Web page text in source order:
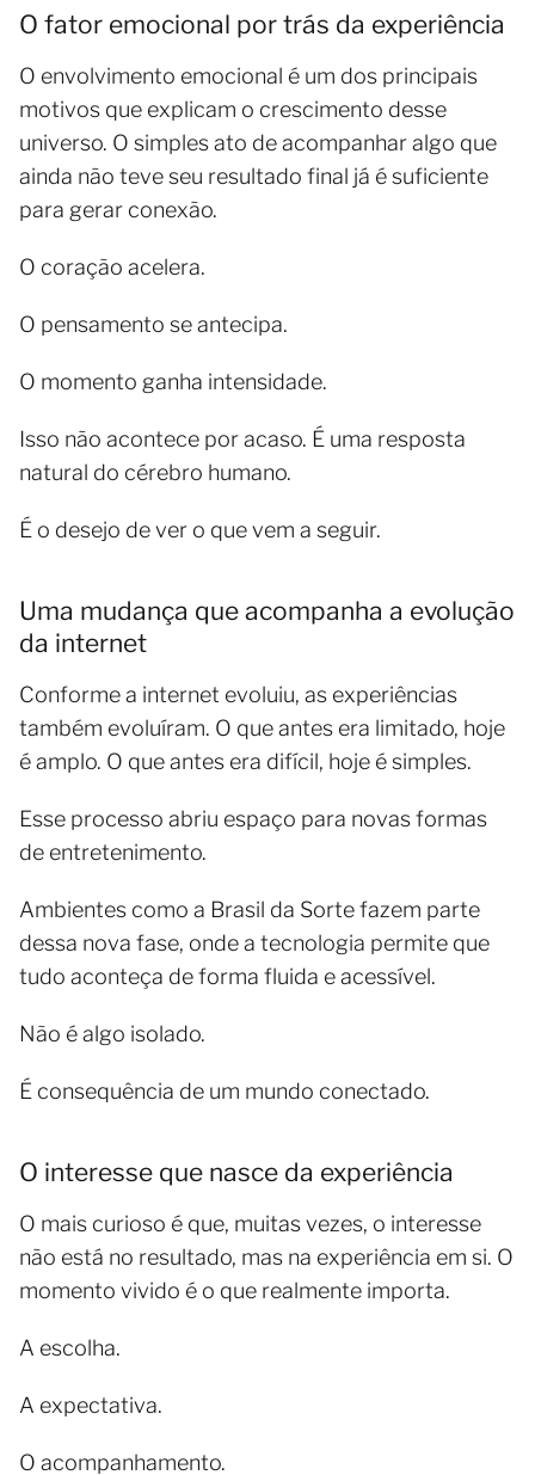
O fator emocional por trás da experiência
O envolvimento emocional é um dos principais
motivos que explicam o crescimento desse
universo. O simples ato de acompanhar algo que
ainda não teve seu resultado final já é suficiente
para gerar conexão.
O coração acelera.
O pensamento se antecipa.
O momento ganha intensidade.
Isso não acontece por acaso. É uma resposta
natural do cérebro humano.
É o desejo de ver o que vem a seguir.
Uma mudança que acompanha a evolução
da internet
Conforme a internet evoluiu, as experiências
também evoluíram. O que antes era limitado, hoje
é amplo. O que antes era difícil, hoje é simples.
Esse processo abriu espaço para novas formas
de entretenimento.
Ambientes como a Brasil da Sorte fazem parte
dessa nova fase, onde a tecnologia permite que
tudo aconteça de forma fluida e acessível.
Não é algo isolado.
É consequência de um mundo conectado.
O interesse que nasce da experiência
O mais curioso é que, muitas vezes, o interesse
não está no resultado, mas na experiência em si. O
momento vivido é o que realmente importa.
A escolha.
A expectativa.
O acompanhamento.